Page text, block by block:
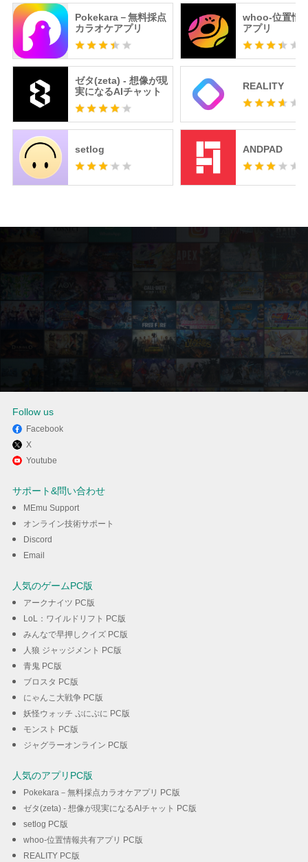
Pokekara－無料採点
カラオケアプリ
ゼタ(zeta) - 想像が現
実になるAIチャット
setlog
whoo-位置情
アプリ
REALITY
ANDPAD
MEmuを使ってパソコンで
Futebol Da Horaを体験する
Follow us
Facebook
X
Youtube
サポート&問い合わせ
MEmu Support
オンライン技術サポート
Discord
Email
人気のゲームPC版
アークナイツ PC版
LoL：ワイルドリフト PC版
みんなで早押しクイズ PC版
人狼 ジャッジメント PC版
青鬼 PC版
ブロスタ PC版
にゃんこ大戦争 PC版
妖怪ウォッチ ぷにぷに PC版
モンスト PC版
ジャグラーオンライン PC版
人気のアプリPC版
Pokekara－無料採点カラオケアプリ PC版
ゼタ(zeta) - 想像が現実になるAIチャット PC版
setlog PC版
whoo-位置情報共有アプリ PC版
REALITY PC版